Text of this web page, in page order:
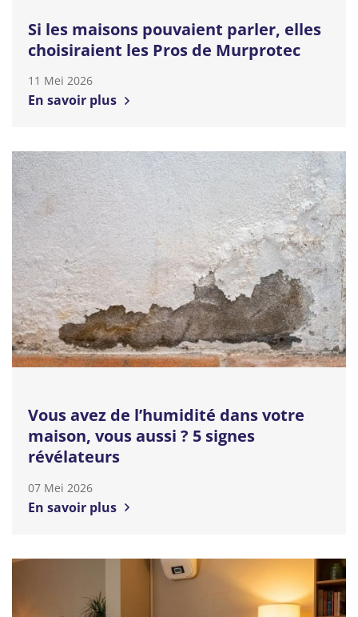
Si les maisons pouvaient parler, elles
choisiraient les Pros de Murprotec
11 Mei 2026
En savoir plus
Vous avez de l’humidité dans votre
maison, vous aussi ? 5 signes
révélateurs
07 Mei 2026
En savoir plus